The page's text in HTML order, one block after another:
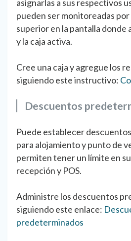
asignarlas a sus respectivos
pueden ser monitoreadas
superior en la pantalla donde
y la caja activa.
Cree una caja y agregue los
siguiendo este instructivo:
Descuentos
Puede establecer
para alojamiento y punto de
permiten tener un límite en
recepción y POS.
Administre los descuentos
siguiendo este enlace:
predeterminados